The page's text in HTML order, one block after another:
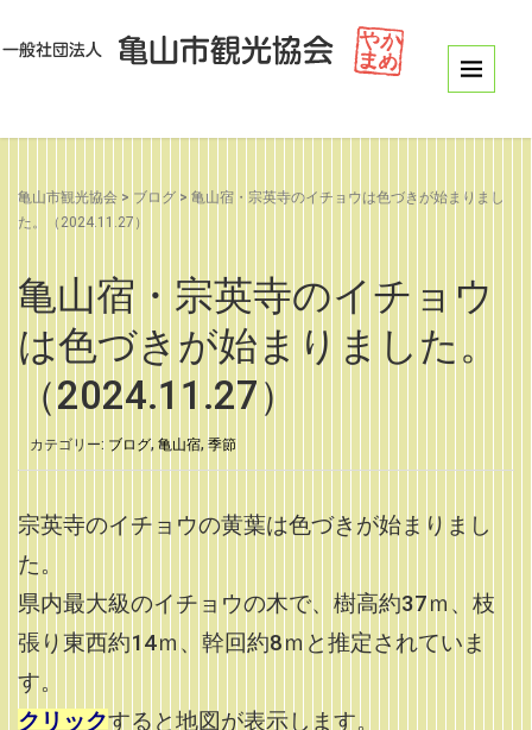
亀山市観光協会 > ブログ > 亀山宿・宗英寺のイチョウは色づきが始まりまし
た。（2024.11.27）
亀山宿・宗英寺のイチョウ
は色づきが始まりました。
（2024.11.27）
カテゴリー: ブログ, 亀山宿, 季節
宗英寺のイチョウの黄葉は色づきが始まりまし
た。
県内最大級のイチョウの木で、樹高約37ｍ、枝
張り東西約14ｍ、幹回約8ｍと推定されていま
す。
クリックすると地図が表示します。